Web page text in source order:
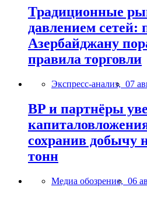
Традиционные
давлением сетей:
Азербайджану
правила торговли
Экспресс-анализ, 07
BP и партнёры
сохранив добычу
тонн
Медиа обозрение, 06